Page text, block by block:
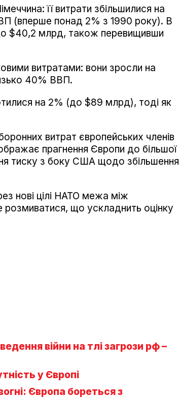
її витрати збільшилися на
(вперше понад 2% з 1990 року). В
до $40,2 млрд, також перевищивши
витратами: вони зросли на
40% ВВП.
на 2% (до $89 млрд), тоді як
витрат європейських членів
прагнення Європи до більшої
тиску з боку США щодо збільшення
нові цілі НАТО межа між
що ускладнить оцінку
війни на тлі загрози рф –
у Європі
Європа бореться з